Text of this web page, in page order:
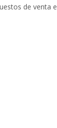
de venta